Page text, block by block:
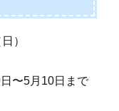
）
〜5月10日まで